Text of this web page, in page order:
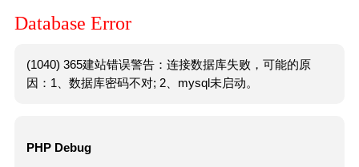
Database Error
(1040) 365建站错误警告：连接数据库失败，可能的原
因：1、数据库密码不对; 2、mysql未启动。
PHP Debug